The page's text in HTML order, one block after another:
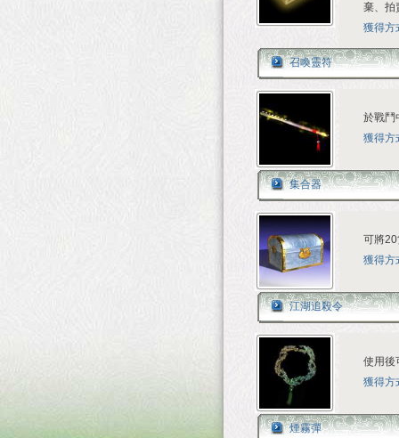
棄、拍
獲得方
召喚靈符
於戰鬥
獲得方
集合器
可將
獲得方
江湖追殺令
使用後
獲得方
煙霧彈